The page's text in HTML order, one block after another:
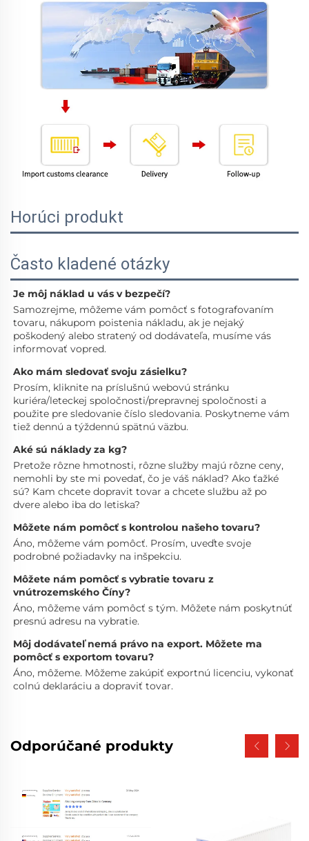
Horúci produkt
Často kladené otázky
Je môj náklad u vás v bezpečí?
Samozrejme, môžeme vám pomôcť s fotografovaním
tovaru, nákupom poistenia nákladu, ak je nejaký
poškodený alebo stratený od dodávateľa, musíme vás
informovať vopred.
Ako mám sledovať svoju zásielku?
Prosím, kliknite na príslušnú webovú stránku
kuriéra/leteckej spoločnosti/prepravnej spoločnosti a
použite pre sledovanie číslo sledovania. Poskytneme vám
tiež dennú a týždennú spätnú väzbu.
Aké sú náklady za kg?
Pretože rôzne hmotnosti, rôzne služby majú rôzne ceny,
nemohli by ste mi povedať, čo je váš náklad? Ako ťažké
sú? Kam chcete dopravit tovar a chcete službu až po
dvere alebo iba do letiska?
Môžete nám pomôcť s kontrolou našeho tovaru?
Áno, môžeme vám pomôcť. Prosím, uveďte svoje
podrobné požiadavky na inšpekciu.
Môžete nám pomôcť s vybratie tovaru z
vnútrozemského Číny?
Áno, môžeme vám pomôcť s tým. Môžete nám poskytnúť
presnú adresu na vybratie.
Môj dodávateľ nemá právo na export. Môžete ma
pomôcť s exportom tovaru?
Áno, môžeme. Môžeme zakúpiť exportnú licenciu, vykonať
colnú deklaráciu a dopraviť tovar.
Odporúčané produkty